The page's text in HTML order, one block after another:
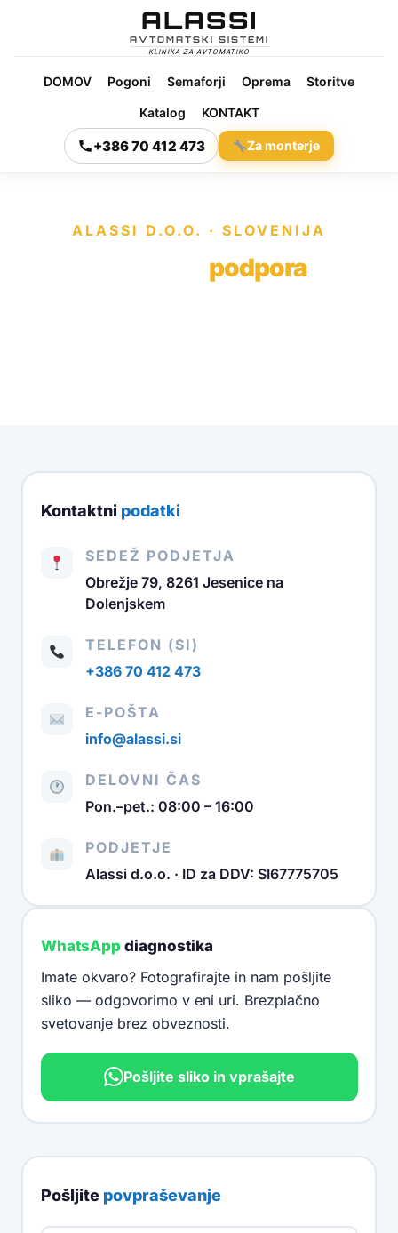
ALASSI
AVTOMATSKI SISTEMI
KLINIKA ZA AVTOMATIKO
DOMOV Pogoni Semaforji Oprema Storitve
Katalog KONTAKT
+386 70 412 473 Za monterje
ALASSI D.O.O. · SLOVENIJA
podpora
Kontaktni podatki
SEDEŽ PODJETJA
Obrežje 79, 8261 Jesenice na
Dolenjskem
TELEFON (SI)
+386 70 412 473
E-POŠTA
info@alassi.si
DELOVNI ČAS
Pon.–pet.: 08:00 – 16:00
PODJETJE
Alassi d.o.o. · ID za DDV: SI67775705
WhatsAppdiagnostika
Imate okvaro? Fotografirajte in nam pošljite
sliko — odgovorimo v eni uri. Brezplačno
svetovanje brez obveznosti.
Pošljite sliko in vprašajte
Pošljite povpraševanje